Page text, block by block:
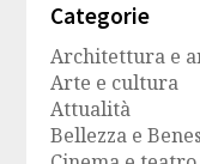
Categorie
Architettura e
Arte e cultura
Attualità
Bellezza e